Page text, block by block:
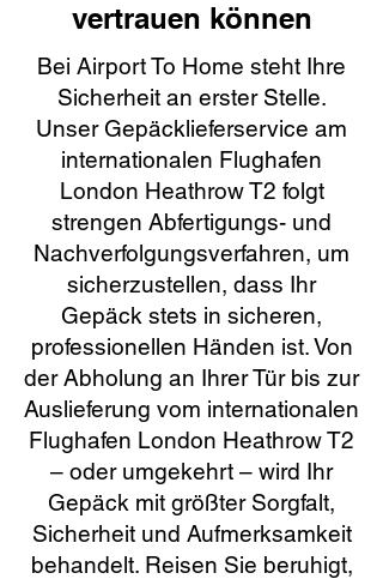
vertrauen können
Bei Airport To Home steht Ihre
Sicherheit an erster Stelle.
Unser Gepäcklieferservice am
internationalen Flughafen
London Heathrow T2 folgt
strengen Abfertigungs- und
Nachverfolgungsverfahren, um
sicherzustellen, dass Ihr
Gepäck stets in sicheren,
professionellen Händen ist. Von
der Abholung an Ihrer Tür bis zur
Auslieferung vom internationalen
Flughafen London Heathrow T2
– oder umgekehrt – wird Ihr
Gepäck mit größter Sorgfalt,
Sicherheit und Aufmerksamkeit
behandelt. Reisen Sie beruhigt,